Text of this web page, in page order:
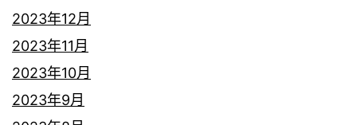
2023年12月
2023年11月
2023年10月
2023年9月